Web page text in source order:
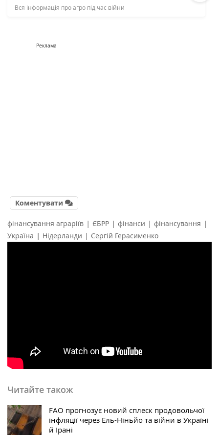
Вся інформація про агро під час війни
Реклама
Коментувати
фінансування аграріїв | ЄБРР | фінанси | фінансування |
Україна | Нідерланди | Сергій Герасименко
Читайте також
FAO прогнозує новий сплеск продовольчої
інфляції через Ель-Ніньйо та війни в Україні
й Ірані